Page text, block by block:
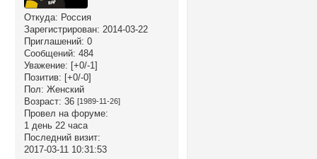
Откуда: Россия
Зарегистрирован: 2014-03-22
Приглашений: 0
Сообщений: 484
Уважение: [+0/-1]
Позитив: [+0/-0]
Пол: Женский
Возраст: 36 [1989-11-26]
Провел на форуме:
1 день 22 часа
Последний визит:
2017-03-11 10:31:53